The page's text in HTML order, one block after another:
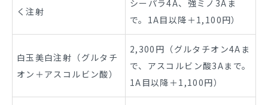
く注射
シーパラ4A、強ミノ3Aま
で。1A目以降＋1,100円）
白玉美白注射（グルタチ
オン＋アスコルビン酸）
2,300円（グルタチオン4Aま
で、アスコルビン酸3Aまで。
1A目以降＋1,100円）